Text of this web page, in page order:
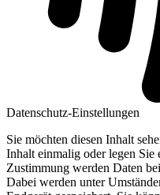
Datenschutz-Einstellungen
Sie möchten diesen Inhalt
Inhalt einmalig oder legen Sie
Zustimmung werden Daten
Dabei werden unter